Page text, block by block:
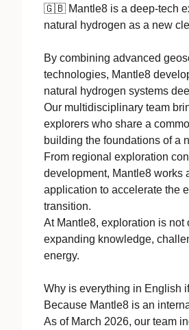
🇬🇧 Mantle8 is a deep-tech
natural hydrogen as a new
By combining advanced
technologies, Mantle8
natural hydrogen systems
Our multidisciplinary team
explorers who share a
building the foundations of a
From regional exploration
development, Mantle8 works
application to accelerate the
transition.
At Mantle8, exploration is
expanding knowledge,
energy.
Why is everything in English
Because Mantle8 is an
As of March 2026, our team